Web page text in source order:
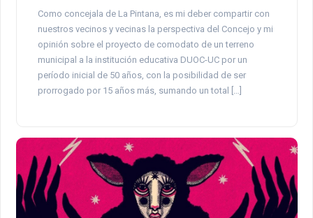
Como concejala de La Pintana, es mi deber compartir con
nuestros vecinos y vecinas la perspectiva del Concejo y mi
opinión sobre el proyecto de comodato de un terreno
municipal a la institución educativa DUOC-UC por un
período inicial de 50 años, con la posibilidad de ser
prorrogado por 15 años más, sumando un total […]